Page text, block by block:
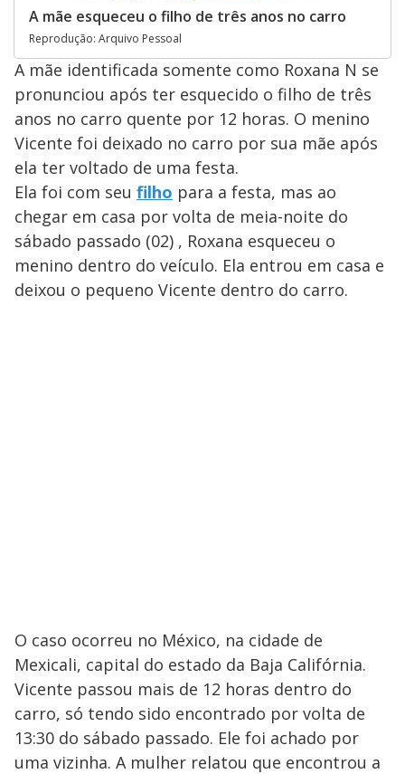
A mãe esqueceu o filho de três anos no carro
Reprodução: Arquivo Pessoal
A mãe identificada somente como Roxana N se
pronunciou após ter esquecido o filho de três
anos no carro quente por 12 horas. O menino
Vicente foi deixado no carro por sua mãe após
ela ter voltado de uma festa.
Ela foi com seu filho para a festa, mas ao
chegar em casa por volta de meia-noite do
sábado passado (02) , Roxana esqueceu o
menino dentro do veículo. Ela entrou em casa e
deixou o pequeno Vicente dentro do carro.
O caso ocorreu no México, na cidade de
Mexicali, capital do estado da Baja Califórnia.
Vicente passou mais de 12 horas dentro do
carro, só tendo sido encontrado por volta de
13:30 do sábado passado. Ele foi achado por
uma vizinha. A mulher relatou que encontrou a